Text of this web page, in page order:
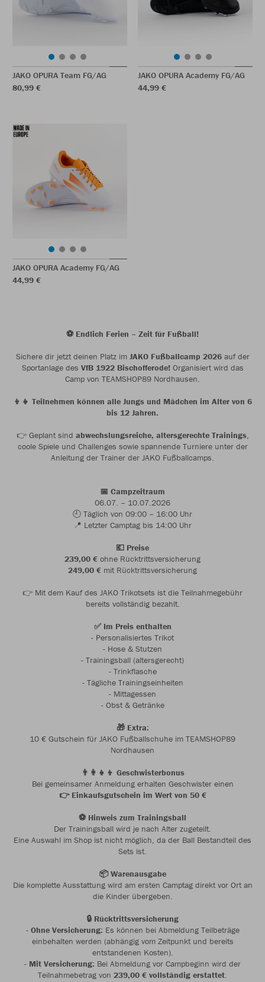
JAKO OPURA Team FG/AG
80,99 €
JAKO OPURA Academy FG/AG
44,99 €
JAKO OPURA Academy FG/AG
44,99 €
⚽ Endlich Ferien – Zeit für Fußball!
Sichere dir jetzt deinen Platz im JAKO Fußballcamp 2026auf der
Sportanlage des VfB 1922 Bischofferode!Organisiert wird das
Camp von TEAMSHOP89 Nordhausen.
👦👧 Teilnehmen können alle Jungs und Mädchen im Alter von 6
bis 12 Jahren.
👉 Geplant sind abwechslungsreiche, altersgerechte Trainings,
coole Spiele und Challenges sowie spannende Turniere unter der
Anleitung der Trainer der JAKO Fußballcamps.
📅 Campzeitraum
06.07. – 10.07.2026
🕘 Täglich von 09:00 – 16:00 Uhr
📍 Letzter Camptag bis 14:00 Uhr
💶 Preise
239,00 € ohne Rücktrittsversicherung
249,00 € mit Rücktrittsversicherung
👉 Mit dem Kauf des JAKO Trikotsets ist die Teilnahmegebühr
bereits vollständig bezahlt.
✅ Im Preis enthalten
- Personalisiertes Trikot
- Hose & Stutzen
- Trainingsball (altersgerecht)
- Trinkflasche
- Tägliche Trainingseinheiten
- Mittagessen
- Obst & Getränke
🎁 Extra:
10 € Gutschein für JAKO Fußballschuhe im TEAMSHOP89
Nordhausen
👨‍👩‍👧‍👦 Geschwisterbonus
Bei gemeinsamer Anmeldung erhalten Geschwister einen
👉 Einkaufsgutschein im Wert von 50 €
⚽ Hinweis zum Trainingsball
Der Trainingsball wird je nach Alter zugeteilt.
Eine Auswahl im Shop ist nicht möglich, da der Ball Bestandteil des
Sets ist.
📦 Warenausgabe
Die komplette Ausstattung wird am ersten Camptag direkt vor Ort an
die Kinder übergeben.
🔒 Rücktrittsversicherung
- Ohne Versicherung: Es können bei Abmeldung Teilbeträge
einbehalten werden (abhängig vom Zeitpunkt und bereits
entstandenen Kosten).
- Mit Versicherung: Bei Abmeldung vor Campbeginn wird der
Teilnahmebetrag von 239,00 € vollständig erstattet.